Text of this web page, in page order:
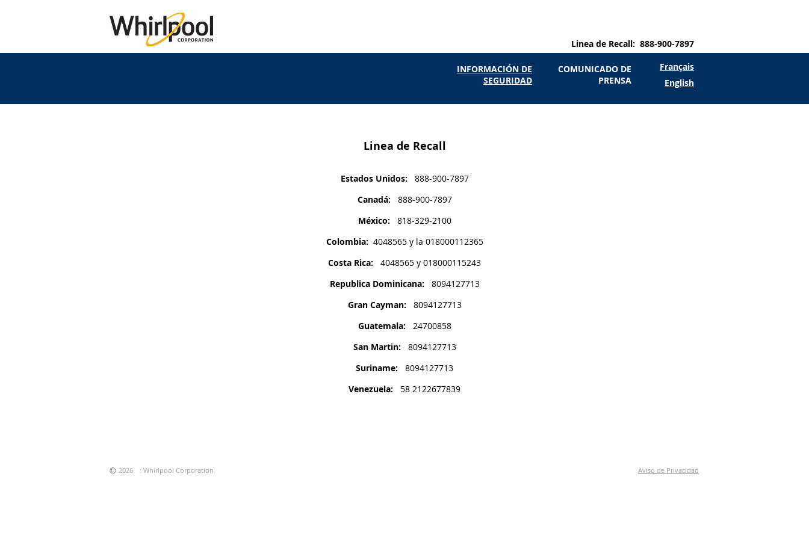
Linea de Recall: 888-900-7897
Linea de Recall
Estados Unidos: 888-900-7897
Canadá: 888-900-7897
México: 818-329-2100
Colombia: 4048565 y la 018000112365
Costa Rica: 4048565 y 018000115243
Republica Dominicana: 8094127713
Gran Cayman: 8094127713
Guatemala: 24700858
San Martin: 8094127713
Suriname: 8094127713
Venezuela: 58 2122677839
INFORMACIÓN DE
SEGURIDAD
COMUNICADO DE
PRENSA
Français
English
© 2026 : Whirlpool Corporation Aviso de Privacidad